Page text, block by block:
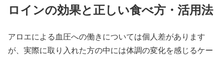
ロインの効果と正しい食べ方・活用法
アロエによる血圧への働きについては個人差があります
が、実際に取り入れた方の中には体調の変化を感じるケー